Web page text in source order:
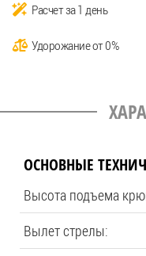
Расчет за 1 день
Удорожание от 0%
ОСНОВНЫЕ
Высота подъема
Вылет стрелы: